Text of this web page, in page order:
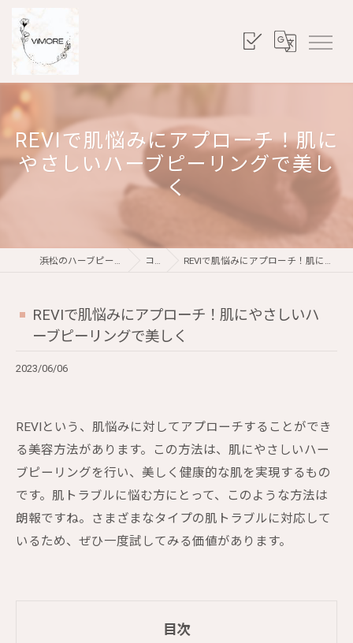
REVIで肌悩みにアプローチ！肌に
やさしいハーブピーリングで美し
く
浜松のハーブピーリングならViMORE コラム REVIで肌悩みにアプローチ！肌にやさしいハーブピーリングで美しく
REVIで肌悩みにアプローチ！肌にやさしいハ
ーブピーリングで美しく
2023/06/06
REVIという、肌悩みに対してアプローチすることができ
る美容方法があります。この方法は、肌にやさしいハー
ブピーリングを行い、美しく健康的な肌を実現するもの
です。肌トラブルに悩む方にとって、このような方法は
朗報ですね。さまざまなタイプの肌トラブルに対応して
いるため、ぜひ一度試してみる価値があります。
目次